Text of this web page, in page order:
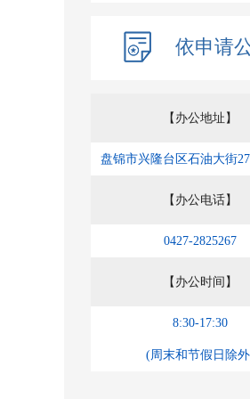
依申请
【办公地址】
盘锦市兴隆台区石油大街
【办公电话】
0427-2825267
【办公时间】
8:30-17:30
(周末和节假日除